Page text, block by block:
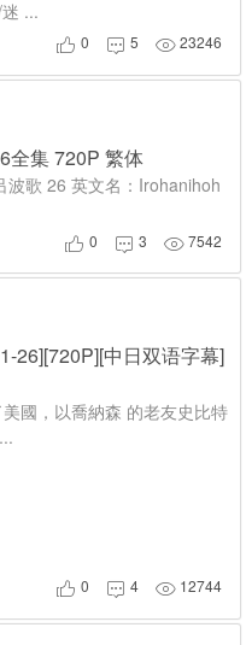
...
 0  5 23246
全集 720P 繁体
波歌 26 英文名：Irohanihoh
 0  3 7542
26][720P][中日双语字幕]
國，以喬納森 的老友史比特
 0  4  12744